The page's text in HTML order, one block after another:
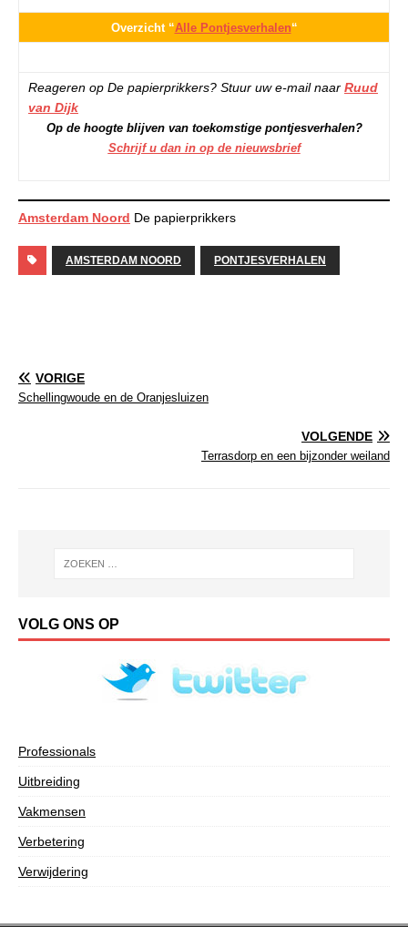
Overzicht “Alle Pontjesverhalen“
Reageren op De papierprikkers? Stuur uw e-mail naar Ruud
van Dijk
Op de hoogte blijven van toekomstige pontjesverhalen?
Schrijf u dan in op de nieuwsbrief
Amsterdam Noord De papierprikkers
AMSTERDAM NOORD PONTJESVERHALEN
VORIGE
Schellingwoude en de Oranjesluizen
VOLGENDE
Terrasdorp en een bijzonder weiland
VOLG ONS OP
Professionals
Uitbreiding
Vakmensen
Verbetering
Verwijdering